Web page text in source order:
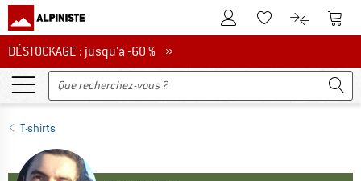
Vers le compte client
Vers la liste
Vers le
DÉSTOCKAGE : jusqu'à -60 %
DÉSTOCKAGE : jusqu'à -60 % »
T-shirts